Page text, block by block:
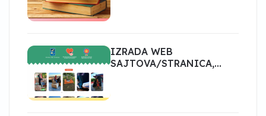
IZRADA WEB
SAJTOVA/STRANICA,